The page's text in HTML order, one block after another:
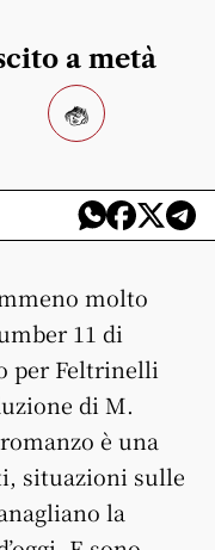
a metà
molto
11 di
per Feltrinelli
di M.
è una
situazioni sulle
la